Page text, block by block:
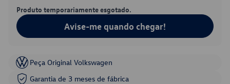
Produto temporariamente esgotado.
Avise-me quando chegar!
Peça Original Volkswagen
Garantia de 3 meses de fábrica